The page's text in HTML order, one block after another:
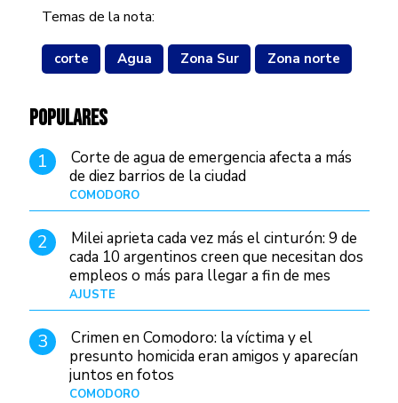
Temas de la nota:
corte Agua Zona Sur Zona norte
POPULARES
1
Corte de agua de emergencia afecta a más
de diez barrios de la ciudad
COMODORO
2
Milei aprieta cada vez más el cinturón: 9 de
cada 10 argentinos creen que necesitan dos
empleos o más para llegar a fin de mes
AJUSTE
3
Crimen en Comodoro: la víctima y el
presunto homicida eran amigos y aparecían
juntos en fotos
COMODORO